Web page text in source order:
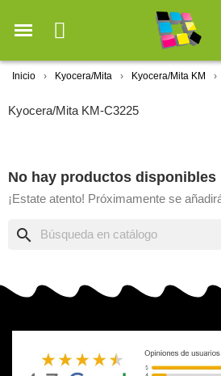
Inicio Kyocera/Mita Kyocera/Mita KM
Kyocera/Mita KM-C3225
No hay productos disponibles
¡Estate atento! Próximamente se
search